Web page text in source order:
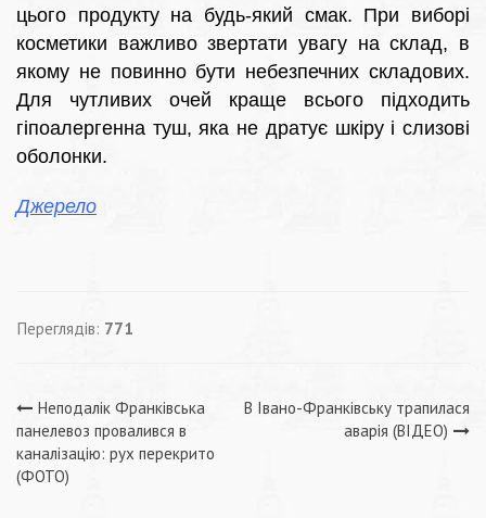
цього продукту на будь-який смак. При виборі
косметики важливо звертати увагу на склад, в
якому не повинно бути небезпечних складових.
Для чутливих очей краще всього підходить
гіпоалергенна туш, яка не дратує шкіру і слизові
оболонки.
Джерело
Переглядів: 771
Навігація
записів
Неподалік Франківська
панелевоз провалився в
каналізацію: рух перекрито
(ФОТО)
В Івано-Франківську трапилася
аварія (ВІДЕО)